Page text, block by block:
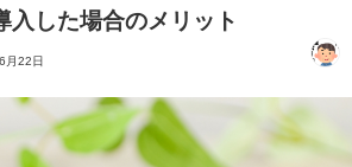
入した場合のメリット
月22日